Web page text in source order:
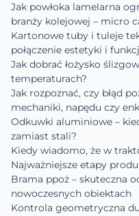
Jak powłoka lamelarna
branży kolejowej – micro
Kartonowe tuby i tuleje
połączenie estetyki i
Jak dobrać łożysko
temperaturach?
Jak rozpoznać, czy błąd
mechaniki, napędu czy
Odkuwki aluminiowe –
zamiast stali?
Kiedy wiadomo, że w
Najważniejsze etapy
Brama ppoż – skuteczna
nowoczesnych obiektach
Kontrola geometryczna